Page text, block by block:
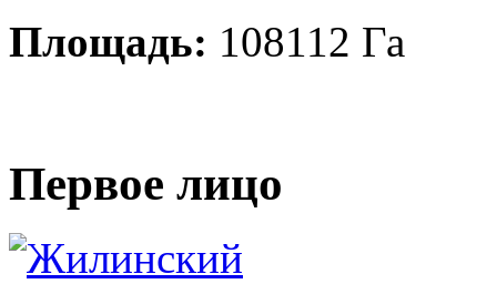
Площадь: 108112 Га
Первое лицо